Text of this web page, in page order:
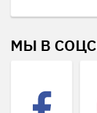
МЫ В